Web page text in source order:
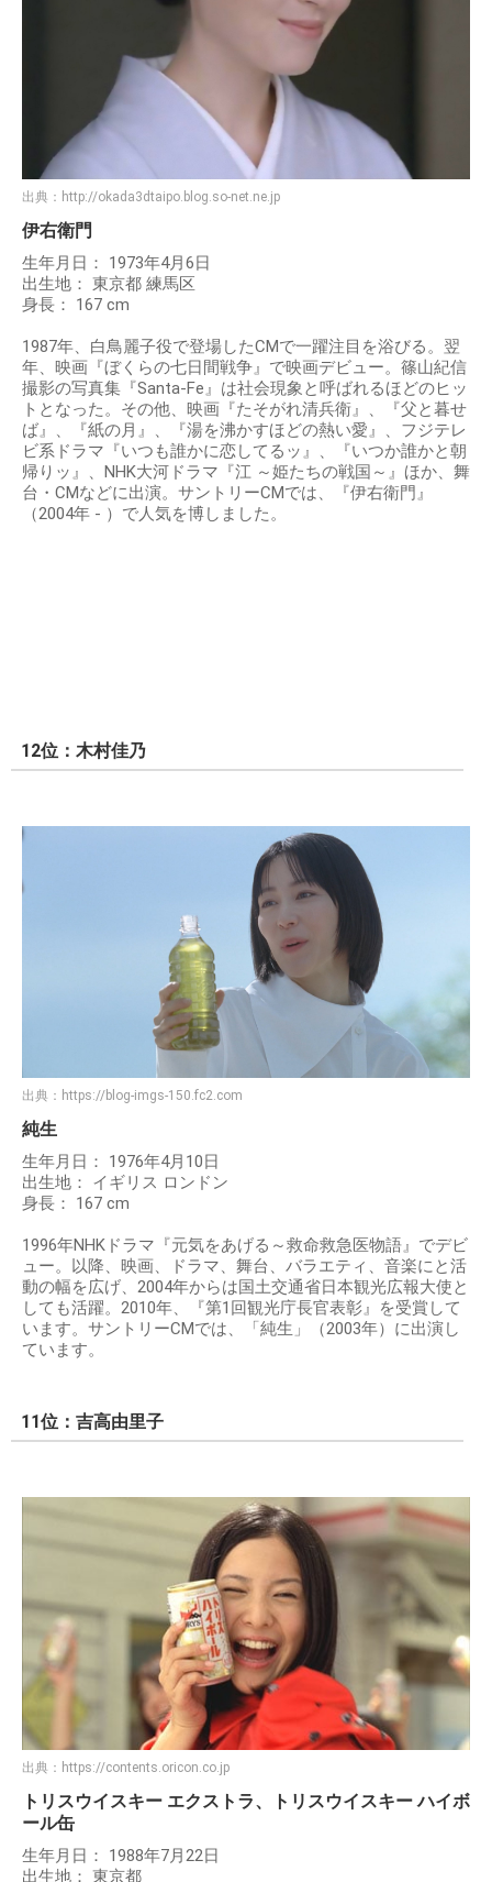
出典： http://okada3dtaipo.blog.so-net.ne.jp
伊右衛門
生年月日： 1973年4月6日
出生地： 東京都 練馬区
身長： 167 cm
1987年、白鳥麗子役で登場したCMで一躍注目を浴びる。翌
年、映画『ぼくらの七日間戦争』で映画デビュー。篠山紀信
撮影の写真集『Santa-Fe』は社会現象と呼ばれるほどのヒッ
トとなった。その他、映画『たそがれ清兵衛』、『父と暮せ
ば』、『紙の月』、『湯を沸かすほどの熱い愛』、フジテレ
ビ系ドラマ『いつも誰かに恋してるッ』、『いつか誰かと朝
帰りッ』、NHK大河ドラマ『江 ～姫たちの戦国～』ほか、舞
台・CMなどに出演。サントリーCMでは、『伊右衛門』
（2004年 - ）で人気を博しました。
12位：木村佳乃
出典： https://blog-imgs-150.fc2.com
純生
生年月日： 1976年4月10日
出生地： イギリス ロンドン
身長： 167 cm
1996年NHKドラマ『元気をあげる～救命救急医物語』でデビ
ュー。以降、映画、ドラマ、舞台、バラエティ、音楽にと活
動の幅を広げ、2004年からは国土交通省日本観光広報大使と
しても活躍。2010年、『第1回観光庁長官表彰』を受賞して
います。サントリーCMでは、「純生」（2003年）に出演し
ています。
11位：吉高由里子
出典： https://contents.oricon.co.jp
トリスウイスキー エクストラ、トリスウイスキー ハイボ
ール缶
生年月日： 1988年7月22日
出生地： 東京都